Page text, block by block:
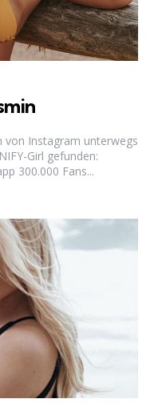
von Instagram unterwegs
Girl gefunden:
300.000 Fans...